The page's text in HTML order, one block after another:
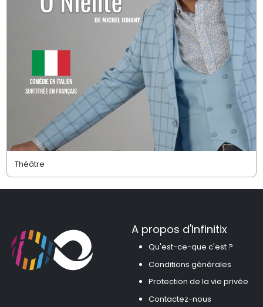
Théâtre
A propos d'Infinitix
Qu'est-ce-que c'est ?
Conditions générales
Protection de la vie privée
Contactez-nous